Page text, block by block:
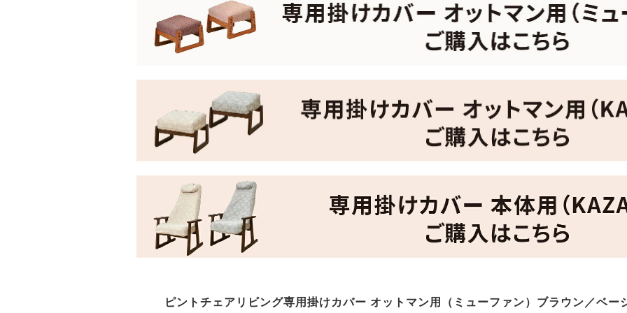
ピントチェアリビング専用掛けカバー オットマン用（ミューファン）ブラウン／ベー